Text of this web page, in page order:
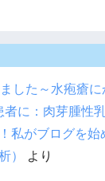
した～水疱瘡
者に：肉芽腫性
私がブログを始
）
より